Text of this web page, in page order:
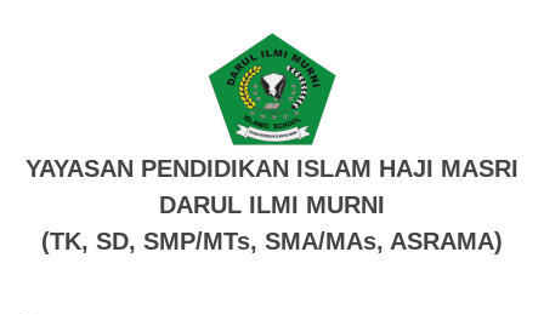
YAYASAN PENDIDIKAN ISLAM HAJI MASRI
DARUL ILMI MURNI
(TK, SD, SMP/MTs, SMA/MAs, ASRAMA)